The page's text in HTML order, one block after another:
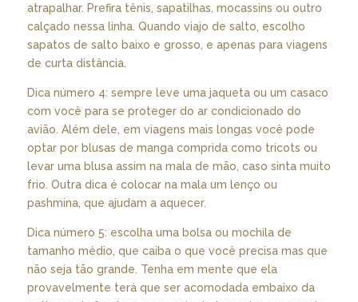
atrapalhar. Prefira tênis, sapatilhas, mocassins ou outro
calçado nessa linha. Quando viajo de salto, escolho
sapatos de salto baixo e grosso, e apenas para viagens
de curta distância.
Dica número 4: sempre leve uma jaqueta ou um casaco
com você para se proteger do ar condicionado do
avião. Além dele, em viagens mais longas você pode
optar por blusas de manga comprida como tricots ou
levar uma blusa assim na mala de mão, caso sinta muito
frio. Outra dica é colocar na mala um lenço ou
pashmina, que ajudam a aquecer.
Dica número 5: escolha uma bolsa ou mochila de
tamanho médio, que caiba o que você precisa mas que
não seja tão grande. Tenha em mente que ela
provavelmente terá que ser acomodada embaixo da